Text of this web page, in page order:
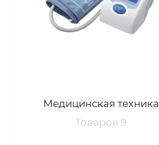
Медицинская техника
Товаров 9